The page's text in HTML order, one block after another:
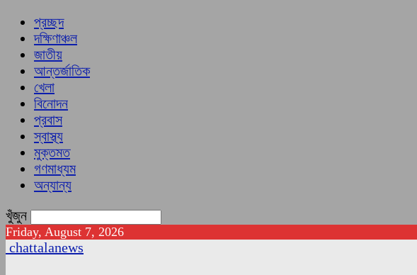
প্রচ্ছদ
দক্ষিণাঞ্চল
জাতীয়
আন্তর্জাতিক
খেলা
বিনোদন
প্রবাস
স্বাস্থ্য
মুক্তমত
গণমাধ্যম
অন্যান্য
খুঁজুন
Friday, August 7, 2026
chattalanews